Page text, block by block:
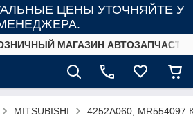
ЦЕНЫ УТОЧНЯЙТЕ У
МАГАЗИН
MITSUBISHI 4252A060, MR554097